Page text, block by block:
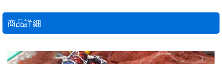
商品詳細